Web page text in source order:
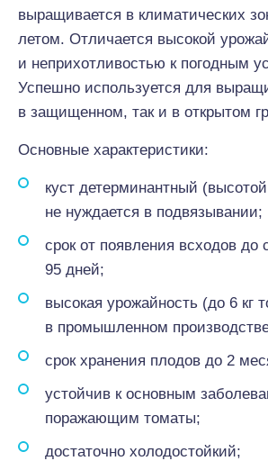
выращивается в климатических
летом. Отличается высокой
и неприхотливостью к погодным
Успешно используется для
в защищенном, так и в открытом
Основные характеристики:
куст детерминантный
не нуждается в подвязывании;
срок от появления всходов до
95 дней;
высокая урожайность (до 6 кг
в промышленном
срок хранения плодов до 2
устойчив к основным
поражающим томаты;
достаточно холодостойкий;